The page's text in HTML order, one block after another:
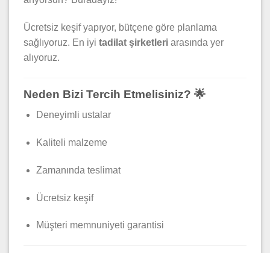
Ücretsiz keşif yapıyor, bütçene göre planlama
sağlıyoruz. En iyi tadilat şirketleri arasında yer
alıyoruz.
Neden Bizi Tercih Etmelisiniz? 🌟
Deneyimli ustalar
Kaliteli malzeme
Zamanında teslimat
Ücretsiz keşif
Müşteri memnuniyeti garantisi